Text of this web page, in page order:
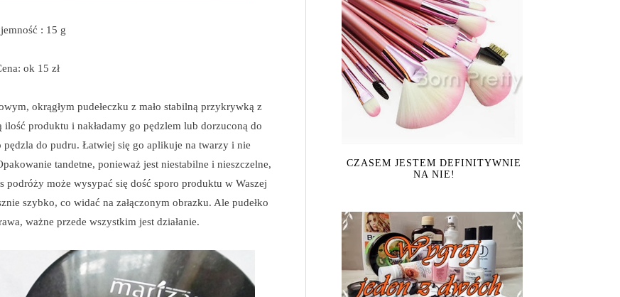
: 15 g
ok 15 zł
okrągłym pudełeczku z mało stabilną przykrywką z
produktu i nakładamy go pędzlem lub dorzuconą do
pędzla do pudru. Łatwiej się go aplikuje na twarzy i nie
tandetne, ponieważ jest niestabilne i nieszczelne,
może wysypać się dość sporo produktu w Waszej
szybko, co widać na załączonym obrazku. Ale pudełko
ważne przede wszystkim jest działanie.
CZASEM JESTEM DEFINITYWNIE
NA NIE!